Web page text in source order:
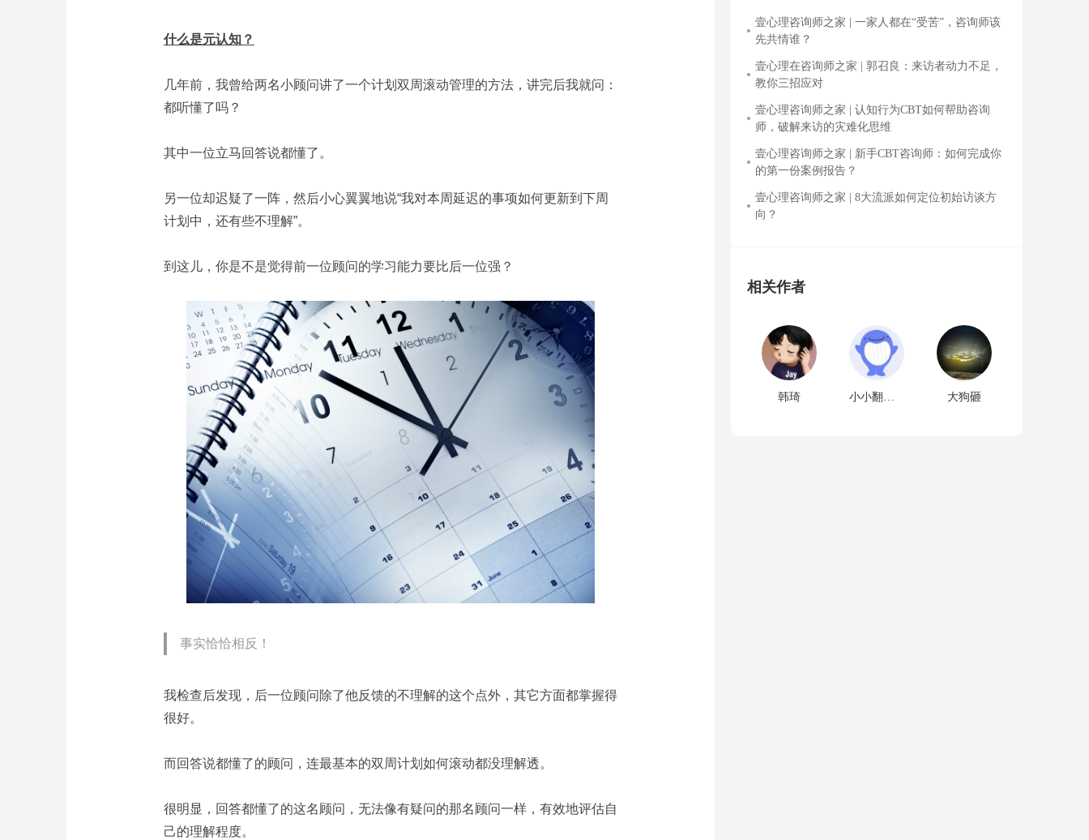
什么是元认知？
几年前，我曾给两名小顾问讲了一个计划双周滚动管理的方法，讲完后我就问：
都听懂了吗？
其中一位立马回答说都懂了。
另一位却迟疑了一阵，然后小心翼翼地说“我对本周延迟的事项如何更新到下周
计划中，还有些不理解”。
到这儿，你是不是觉得前一位顾问的学习能力要比后一位强？
事实恰恰相反！
我检查后发现，后一位顾问除了他反馈的不理解的这个点外，其它方面都掌握得
很好。
而回答说都懂了的顾问，连最基本的双周计划如何滚动都没理解透。
很明显，回答都懂了的这名顾问，无法像有疑问的那名顾问一样，有效地评估自
己的理解程度。
壹心理咨询师之家 | 一家人都在“受苦”，咨询师该
先共情谁？
壹心理在咨询师之家 | 郭召良：来访者动力不足，
教你三招应对
壹心理咨询师之家 | 认知行为CBT如何帮助咨询
师，破解来访的灾难化思维
壹心理咨询师之家 | 新手CBT咨询师：如何完成你
的第一份案例报告？
壹心理咨询师之家 | 8大流派如何定位初始访谈方
向？
相关作者
韩琦 小小翻译鲸 大狗砸